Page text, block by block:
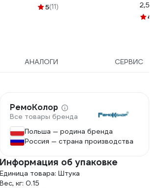
5(11)
2,5кг
4.7
АНАЛОГИ СЕРВИС
РемоКолор
Все товары бренда
Польша — родина бренда
Россия — страна производства
Информация об упаковке
Единица товара: Штука
Вес, кг: 0.15